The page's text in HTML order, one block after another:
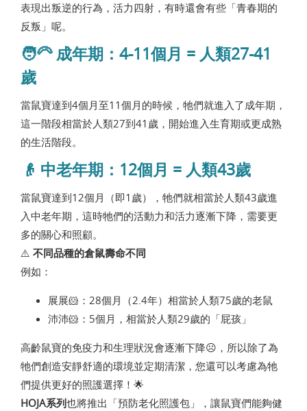
表現出叛逆的行為，活力四射，有時還會有些「青春期的
反叛」呢。
🧑‍🦳 成年期：4-11個月 = 人類27-41
歲
當鼠寶達到4個月至11個月的時候，牠們就進入了成年期，
這一階段相當於人類27到41歲，開始進入生育期或更成熟
的生活階段。
👴 中老年期：12個月 = 人類43歲
當鼠寶達到12個月（即1歲），牠們就相當於人類43歲進
入中老年期，這時牠們的活動力和活力逐漸下降，需要更
多的關心和照顧。
⚠️ 不同品種的倉鼠壽命不同
例如：
展展🐹：28個月（2.4年）相當於人類75歲的老鼠
沛沛🐹：5個月，相當於人類29歲的「屁孩」
高齡鼠寶的免疫力和生理狀況會逐漸下降☹️，所以除了為
牠們創造安靜舒適的環境並定期清潔，您還可以考慮為牠
們提供更好的照護選擇！🌟
HOJA系列也將推出「預防老化照護包」，讓鼠寶們能夠健